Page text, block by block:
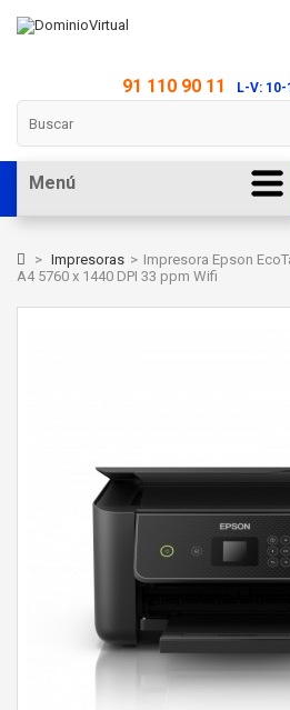
91 110 90 11 L-V:
Menú
> Impresoras > Impresora Epson
A4 5760 x 1440 DPI 33 ppm Wifi